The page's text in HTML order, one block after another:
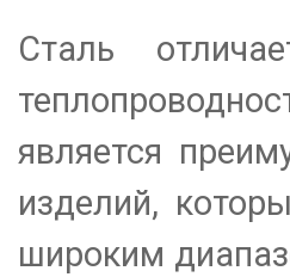
Сталь
является
изделий,
широким